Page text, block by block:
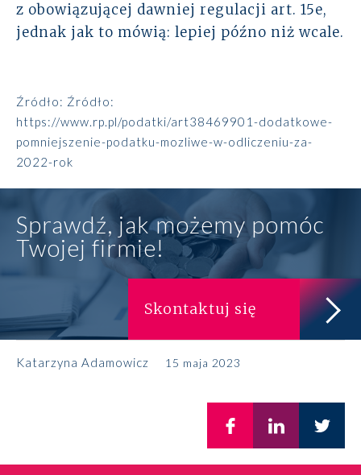
z obowiązującej dawniej regulacji art. 15e,
jednak jak to mówią: lepiej późno niż wcale.
Źródło: Źródło:
https://www.rp.pl/podatki/art38469901-dodatkowe-
pomniejszenie-podatku-mozliwe-w-odliczeniu-za-
2022-rok
Sprawdź, jak możemy pomóc
Twojej firmie!
Skontaktuj się
Katarzyna Adamowicz 15 maja 2023